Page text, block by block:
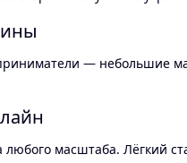
— небольшие
масштаба. Лёгкий